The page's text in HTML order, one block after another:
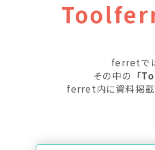
ferretで
その中の 「
ferret内に資料掲